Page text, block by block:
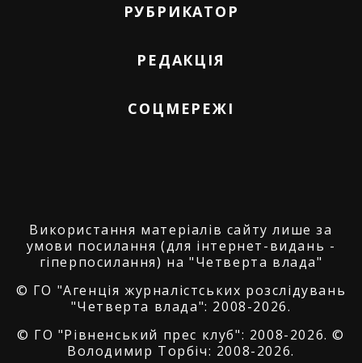
РУБРИКАТОР
РЕДАКЦІЯ
СОЦМЕРЕЖІ
Використання матеріалів сайту лише за
умови посилання (для інтернет-видань -
гіперпосилання) на "Четверта влада"
© ГО "Агенція журналістських розслідувань
"Четверта влада": 2008-2026.
© ГО "Рівненський прес клуб": 2008-2026. ©
Володимир Торбіч: 2008-2026.